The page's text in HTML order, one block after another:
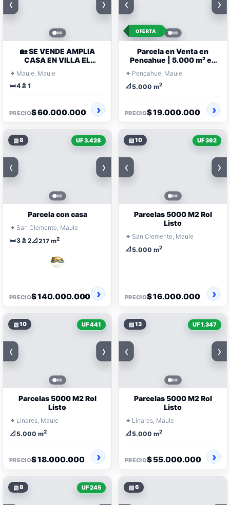
‹ ›
🏡 SE VENDE AMPLIA
CASA EN VILLA EL
MAULE
⌖ Maule, Maule
🛏️4 🚿 1
PRECIO$ 60.000.000
OFERTA
‹ ›
Parcela en Venta en
Pencahue | 5.000 m² en
Cabras
⌖ Pencahue, Maule
📐5.000 m2
PRECIO$ 19.000.000
▧8 UF 3.428
‹ ›
Parcela con casa
⌖ San Clemente, Maule
🛏️3 🚿 2📐217 m2
PRECIO$ 140.000.000
▧10 UF 392
‹ ›
Parcelas 5000 M2 Rol
Listo
⌖ San Clemente, Maule
📐5.000 m2
PRECIO$ 16.000.000
▧10 UF 441
‹ ›
Parcelas 5000 M2 Rol
Listo
⌖ Linares, Maule
📐5.000 m2
PRECIO$ 18.000.000
▧13 UF 1.347
‹ ›
Parcelas 5000 M2 Rol
Listo
⌖ Linares, Maule
📐5.000 m2
PRECIO$ 55.000.000
▧8 UF 245 ▧6